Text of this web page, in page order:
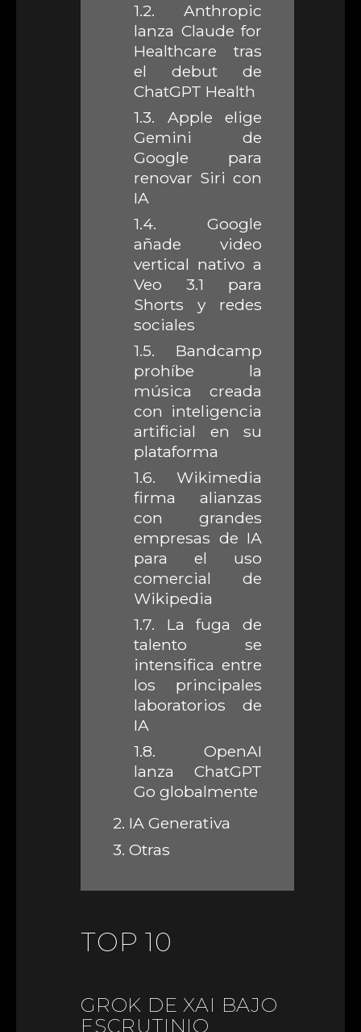
1.2. Anthropic
lanza Claude for
Healthcare tras
el debut de
ChatGPT Health
1.3. Apple elige
Gemini de
Google para
renovar Siri con
IA
1.4. Google
añade video
vertical nativo a
Veo 3.1 para
Shorts y redes
sociales
1.5. Bandcamp
prohíbe la
música creada
con inteligencia
artificial en su
plataforma
1.6. Wikimedia
firma alianzas
con grandes
empresas de IA
para el uso
comercial de
Wikipedia
1.7. La fuga de
talento se
intensifica entre
los principales
laboratorios de
IA
1.8. OpenAI
lanza ChatGPT
Go globalmente
2. IA Generativa
3. Otras
TOP 10
GROK DE XAI BAJO
ESCRUTINIO